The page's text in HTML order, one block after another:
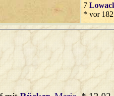
7
* vor